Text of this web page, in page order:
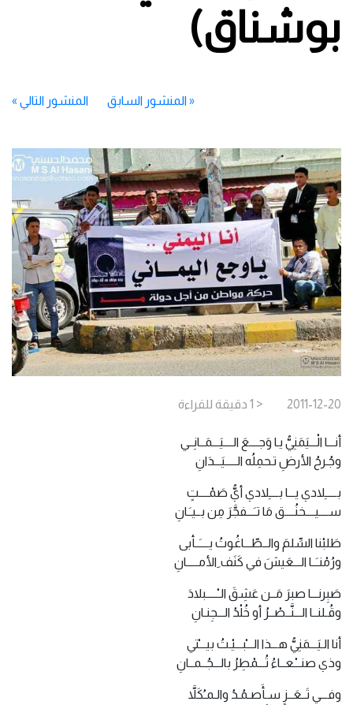
بوشناق)
«المنشور السابق المنشور التالي »
2011-12-20
< 1 دقيقة للقراءة
أنـــا الْـــيَمَنِيُّ يـا وَجــــعَ الــــيَـــمَــانِــي
وجُـرحُ الأرضِ تـحمِلُه الـــــيَـــدَانِ
بـــــِلادي يـــا بــــِلادي أيُّ صَمْــــتٍ
ســــيــــخنُــــق مَا تـَـــفجَّرَ مِن بــيـَـانِ
طَلبْنا السِّلمَ والــطّـــاغُوتُ يــــَــأبى
ورُمْنـَــا الـــعَيشَ في كَنَف ِالأمـــــانِ
صَبِرنـــا صبرَ مَــن عَشِقَ الـْـــــبلادَ
وقُـلنــا الـــنَّــصْــرُ أو خُلْدُ الـــجِنـانِ
أنا الـيَـــمَنِيُّ هـــذا الـــْبـــيْـتُ بيـــْتي
وذي صنــْـعــاءُ تُـــمْطِرُ بالـــجُــمــانِ
وفـــي تَــعَــزٍ سـأَصـمُـدُ والـمـُكَلاَّ